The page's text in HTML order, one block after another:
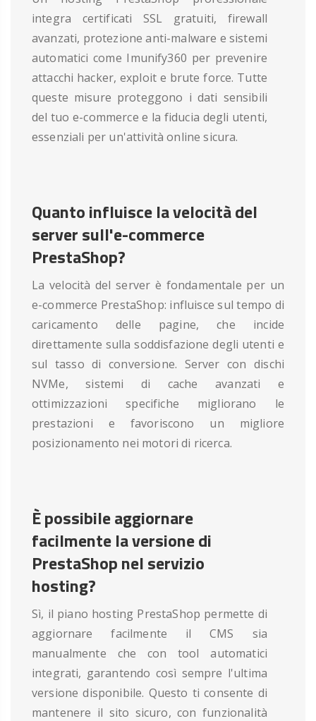
integra certificati SSL gratuiti, firewall
avanzati, protezione anti-malware e sistemi
automatici come Imunify360 per prevenire
attacchi hacker, exploit e brute force. Tutte
queste misure proteggono i dati sensibili
del tuo e-commerce e la fiducia degli utenti,
essenziali per un'attività online sicura.
Quanto influisce la velocità del
server sull'e-commerce
PrestaShop?
La velocità del server è fondamentale per un
e-commerce PrestaShop: influisce sul tempo di
caricamento delle pagine, che incide
direttamente sulla soddisfazione degli utenti e
sul tasso di conversione. Server con dischi
NVMe, sistemi di cache avanzati e
ottimizzazioni specifiche migliorano le
prestazioni e favoriscono un migliore
posizionamento nei motori di ricerca.
È possibile aggiornare
facilmente la versione di
PrestaShop nel servizio
hosting?
Sì, il piano hosting PrestaShop permette di
aggiornare facilmente il CMS sia
manualmente che con tool automatici
integrati, garantendo così sempre l'ultima
versione disponibile. Questo ti consente di
mantenere il sito sicuro, con funzionalità